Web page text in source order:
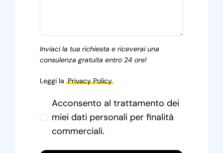
Inviaci la tua richiesta e riceverai una
consulenza gratuita entro 24 ore!
Leggi la Privacy Policy
Acconsento al trattamento dei
miei dati personali per finalità
commerciali.